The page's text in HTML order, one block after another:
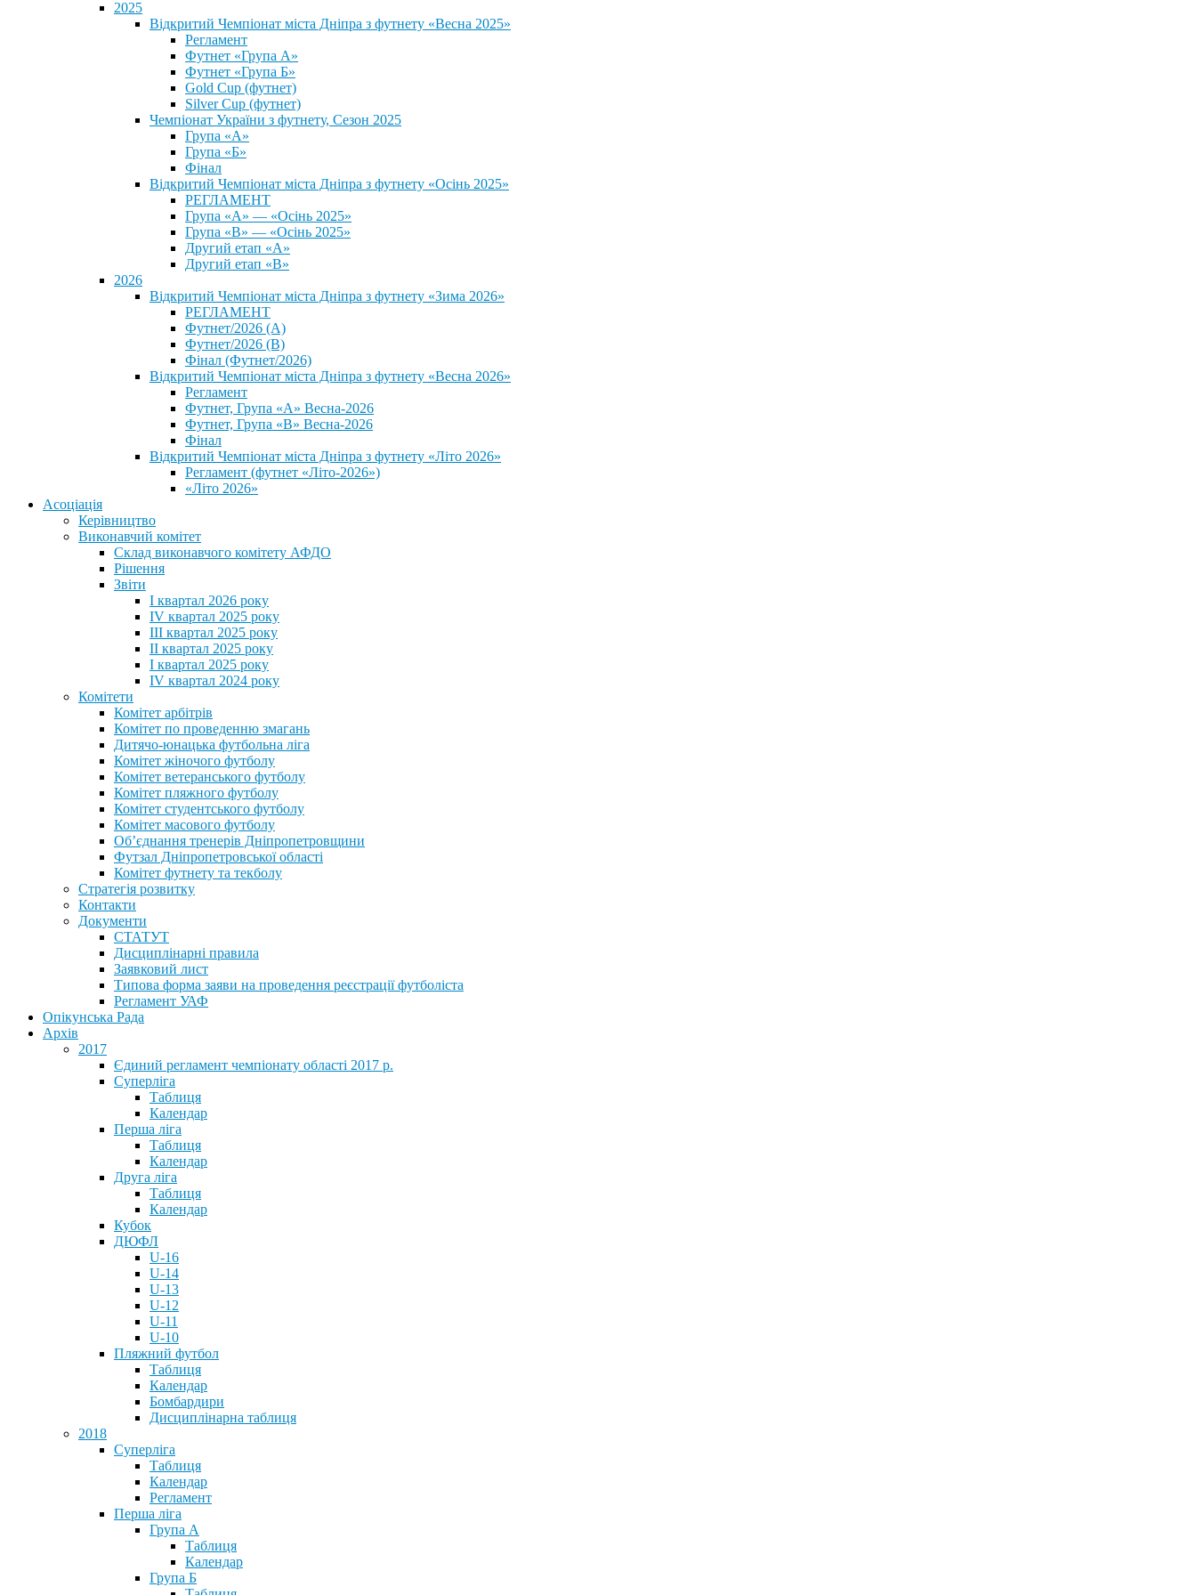
2025
Відкритий Чемпіонат міста Дніпра з футнету «Весна 2025»
Регламент
Футнет «Група А»
Футнет «Група Б»
Gold Cup (футнет)
Silver Cup (футнет)
Чемпіонат України з футнету, Сезон 2025
Група «А»
Група «Б»
Фінал
Відкритий Чемпіонат міста Дніпра з футнету «Осінь 2025»
РЕГЛАМЕНТ
Група «А» — «Осінь 2025»
Група «В» — «Осінь 2025»
Другий етап «А»
Другий етап «В»
2026
Відкритий Чемпіонат міста Дніпра з футнету «Зима 2026»
РЕГЛАМЕНТ
Футнет/2026 (А)
Футнет/2026 (В)
Фінал (Футнет/2026)
Відкритий Чемпіонат міста Дніпра з футнету «Весна 2026»
Регламент
Футнет, Група «А» Весна-2026
Футнет, Група «В» Весна-2026
Фінал
Відкритий Чемпіонат міста Дніпра з футнету «Літо 2026»
Регламент (футнет «Літо-2026»)
«Літо 2026»
Асоціація
Керівництво
Виконавчий комітет
Склад виконавчого комітету АФДО
Рішення
Звіти
I квартал 2026 року
IV квартал 2025 року
III квартал 2025 року
II квартал 2025 року
I квартал 2025 року
IV квартал 2024 року
Комітети
Комітет арбітрів
Комітет по проведенню змагань
Дитячо-юнацька футбольна ліга
Комітет жіночого футболу
Комітет ветеранського футболу
Комітет пляжного футболу
Комітет студентського футболу
Комітет масового футболу
Обʼєднання тренерів Дніпропетровщини
Футзал Дніпропетровської області
Комітет футнету та текболу
Стратегія розвитку
Контакти
Документи
СТАТУТ
Дисциплінарні правила
Заявковий лист
Типова форма заяви на проведення реєстрації футболіста
Регламент УАФ
Опікунська Рада
Архів
2017
Єдиний регламент чемпіонату області 2017 р.
Суперліга
Таблиця
Календар
Перша ліга
Таблиця
Календар
Друга ліга
Таблиця
Календар
Кубок
ДЮФЛ
U-16
U-14
U-13
U-12
U-11
U-10
Пляжний футбол
Таблиця
Календар
Бомбардири
Дисциплінарна таблиця
2018
Суперліга
Таблиця
Календар
Регламент
Перша ліга
Група А
Таблиця
Календар
Група Б